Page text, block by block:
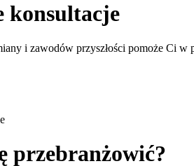
konsultacje
i zawodów przyszłości pomoże Ci w
przebranżowić?